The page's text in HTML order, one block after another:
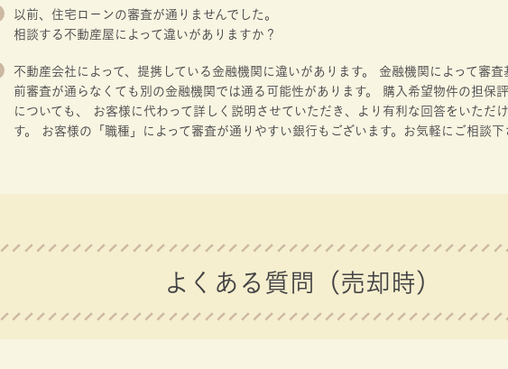
以前、住宅ロ－ンの審査が通りませんでした。
相談する不動産屋によって違いがありますか？
不動産会社によって、提携している金融機関に違いがあります。 金融機関によって審査
前審査が通らなくても別の金融機関では通る可能性があります。 購入希望物件の担保
についても、 お客様に代わって詳しく説明させていただき、より有利な回答をいただ
す。 お客様の「職種」によって審査が通りやすい銀行もございます。お気軽にご相談下
よくある質問（売却時）